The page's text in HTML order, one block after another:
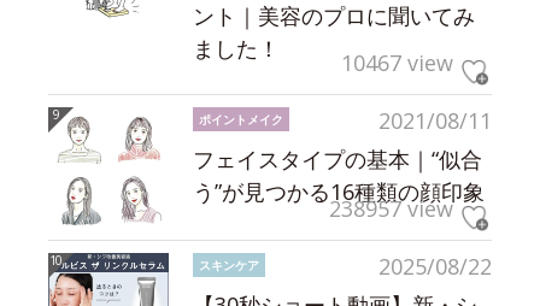
ント｜美容のプロに聞いてみ
ました！
10467 view
2021/08/11
ポイントメイク
フェイスタイプの基本｜“似合
う”が見つかる16種類の顔印象
238957 view
2025/08/22
スキンケア